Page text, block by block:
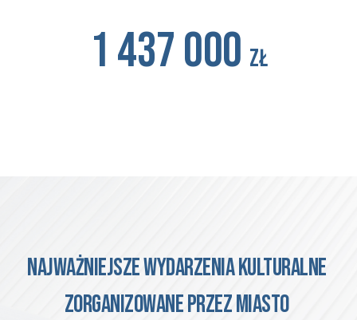
1 437 000 zł
najważniejsze wydarzenia kulturalne
zorganizowane przez miasto